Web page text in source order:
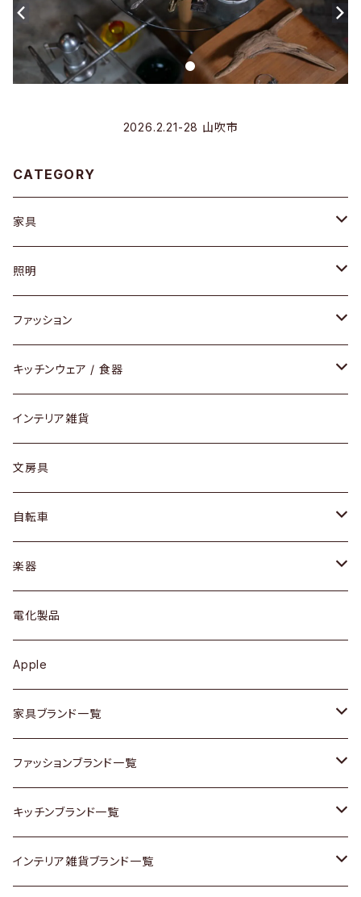
2026.2.21-28 山吹市
CATEGORY
家具
ソファ / ベンチ
チェア / スツール
ダイニングセット / ダイニングテーブル
ローテーブル / サイドテーブル
デスク / コンソール
ドレッサー
シェルフ
キュリオケース / 飾り棚
カップボード / 食器棚
チェスト
その他家具
Vintageヴィンテージ / Antiqueアンティーク
Designers / デザイナーズ
照明
ペンダントライト
テーブルランプ / デスクスタンド
フロアライト
ファッション
アクセサリー
リング
ピアス / イヤリング
財布
バッグ
アウター
トップス
ワンピース
ボトムス
靴
スカーフ
腕時計
Vintage / ヴィンテージ
キッチンウェア / 食器
グラス / タンブラー
カップ / マグ
プレート / ボウル
カトラリー
ケトル / ティーポット
鍋 / フライパン
Vintage / ヴィンテージ
銀製品
和物 / 作家物
その他キッチン雑貨
インテリア雑貨
文房具
自転車
dahon
楽器
ギター
ベース
その他楽器
電化製品
Apple
家具ブランド一覧
ACME Furniture / アクメ ファニチャー
ACTUS / アクタス
arflex / アルフレックス
ファッションブランド一覧
agnes b / アニエス ベー
BALLY / バリー
キッチンブランド一覧
ARABIA / アラビア
インテリア雑貨ブランド一覧